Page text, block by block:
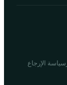
سياسة الإرجاع